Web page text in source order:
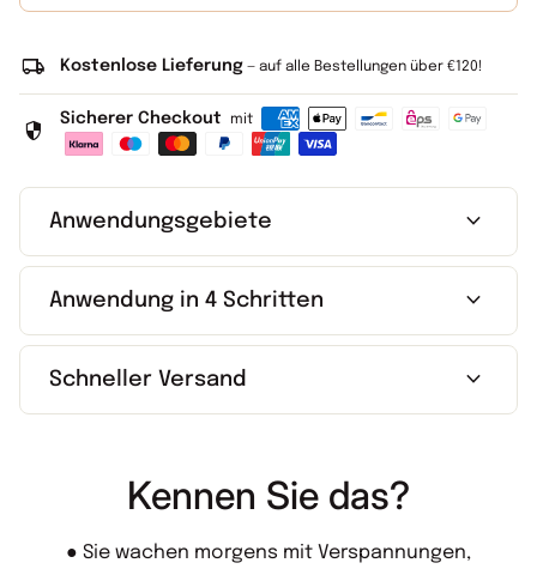
local_shipping Kostenlose Lieferung — auf alle Bestellungen über €120!
security Sicherer Checkout mit
Anwendungsgebiete expand_more
Anwendung in 4 Schritten expand_more
Schneller Versand expand_more
Kennen Sie das?
● Sie wachen morgens mit Verspannungen,